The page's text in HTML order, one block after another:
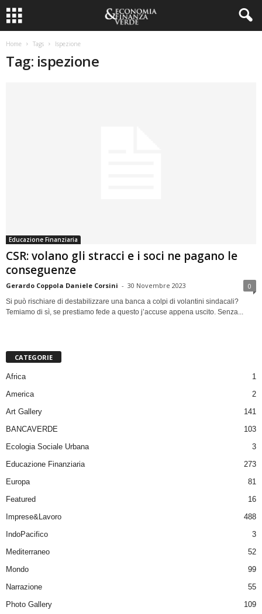
Home Tags Ispezione
Tag: ispezione
Educazione Finanziaria
CSR: volano gli stracci e i soci ne pagano le
conseguenze
Gerardo Coppola Daniele Corsini - 30 Novembre 2023 0
Si può rischiare di destabilizzare una banca a colpi di volantini sindacali?
Temiamo di sì, se prestiamo fede a questo j’accuse appena uscito. Senza...
CATEGORIE
Africa
1
America
2
Art Gallery
141
BANCAVERDE
103
Ecologia Sociale Urbana
3
Educazione Finanziaria
273
Europa
81
Featured
16
Imprese&Lavoro
488
IndoPacifico
3
Mediterraneo
52
Mondo
99
Narrazione
55
Photo Gallery
109